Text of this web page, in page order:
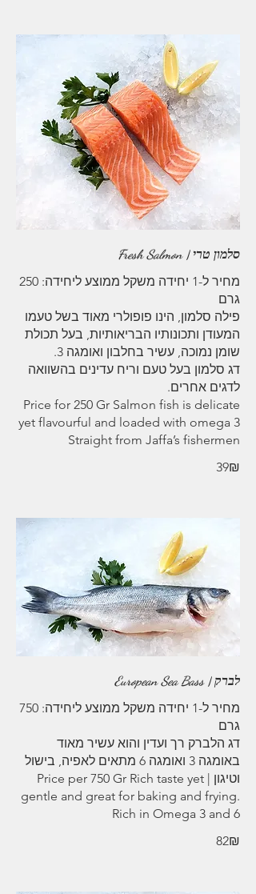
סלמון טרי | Fresh Salmon
מחיר ל-1 יחידה משקל ממוצע ליחידה: 250
פילה סלמון, הינו פופולרי מאוד בשל טעמו
המעודן ותכונותיו הבריאותיות, בעל תכולת
דג סלמון בעל טעם וריח עדינים בהשוואה
Price for 250 Gr Salmon fish is delicate
yet flavourful and loaded with omega 3
Straight from Jaffa’s fishermen
‏39 ‏₪
לברק | European Sea Bass
מחיר ל-1 יחידה משקל ממוצע ליחידה: 750
דג הלברק רך ועדין והוא עשיר מאוד
באומגה 3 ואומגה 6 מתאים לאפיה, בישול
וטיגון | Price per 750 Gr Rich taste yet
gentle and great for baking and frying.
Rich in Omega 3 and 6
‏82 ‏₪